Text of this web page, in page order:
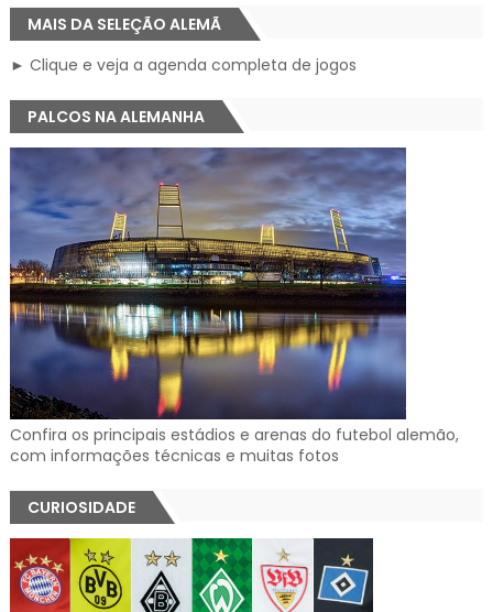
MAIS DA SELEÇÃO ALEMÃ
► Clique e veja a agenda completa de jogos
PALCOS NA ALEMANHA
Confira os principais estádios e arenas do futebol alemão,
com informações técnicas e muitas fotos
CURIOSIDADE